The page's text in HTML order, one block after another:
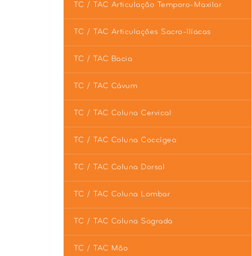
TC / TAC Articulação Temporo-Maxilar
TC / TAC Articulações Sacro-Ilíacas
TC / TAC Bacia
TC / TAC Cávum
TC / TAC Coluna Cervical
TC / TAC Coluna Coccígea
TC / TAC Coluna Dorsal
TC / TAC Coluna Lombar
TC / TAC Coluna Sagrada
TC / TAC Mão